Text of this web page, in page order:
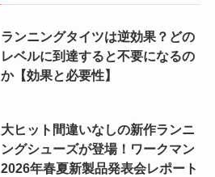
ランニングタイツは逆効果？どの
レベルに到達すると不要になるの
か【効果と必要性】
大ヒット間違いなしの新作ランニ
ングシューズが登場！ワークマン
2026年春夏新製品発表会レポート